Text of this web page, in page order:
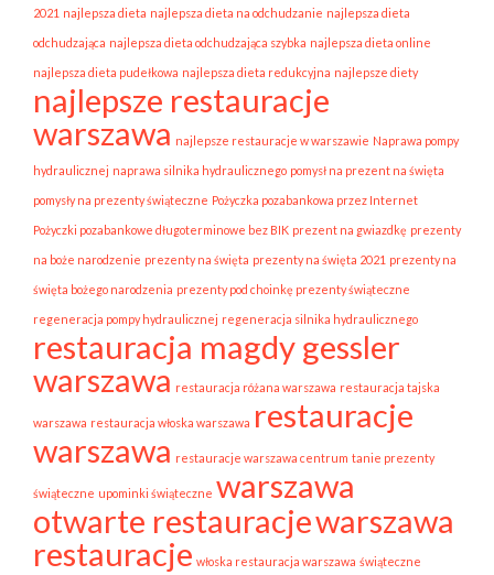
2021 najlepsza dieta najlepsza dieta na odchudzanie najlepsza dieta
odchudzająca najlepsza dieta odchudzająca szybka najlepsza dieta online
najlepsza dieta pudełkowa najlepsza dieta redukcyjna najlepsze diety
najlepsze restauracje
warszawa najlepsze restauracje w warszawie Naprawa pompy
hydraulicznej naprawa silnika hydraulicznego pomysł na prezent na święta
pomysły na prezenty świąteczne Pożyczka pozabankowa przez Internet
Pożyczki pozabankowe długoterminowe bez BIK prezent na gwiazdkę prezenty
na boże narodzenie prezenty na święta prezenty na święta 2021 prezenty na
święta bożego narodzenia prezenty pod choinkę prezenty świąteczne
regeneracja pompy hydraulicznej regeneracja silnika hydraulicznego
restauracja magdy gessler
warszawa restauracja różana warszawa restauracja tajska
warszawa restauracja włoska warszawa restauracje
warszawa restauracje warszawa centrum tanie prezenty
świąteczne upominki świąteczne warszawa
otwarte restauracjewarszawa
restauracje włoska restauracja warszawa świąteczne